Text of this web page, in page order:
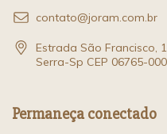
contato@joram.com.br
Estrada São Francisco,
Serra-Sp CEP 06765-
Permaneça conectado